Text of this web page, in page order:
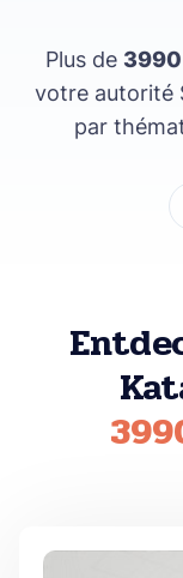
Plus de 3990
votre autorité
par